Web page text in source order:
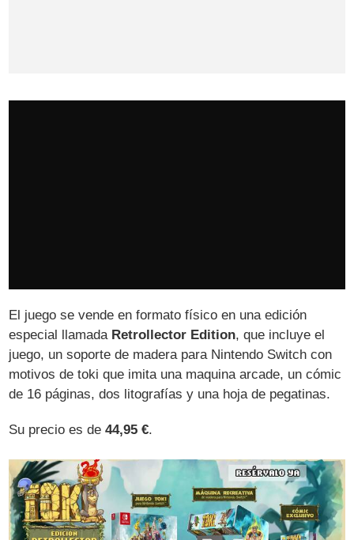
El juego se vende en formato físico en una edición
especial llamada Retrollector Edition, que incluye el
juego, un soporte de madera para Nintendo Switch con
motivos de toki que imita una maquina arcade, un cómic
de 16 páginas, dos litografías y una hoja de pegatinas.
Su precio es de44,95 €.